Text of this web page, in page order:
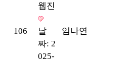
106
웹진
날
짜: 2
025-
임나연